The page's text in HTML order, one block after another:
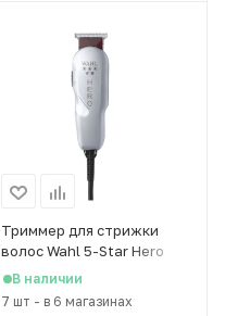
Триммер для стрижки
волос Wahl 5-Star Hero
trimmer
В наличии
7 шт - в 6 магазинах